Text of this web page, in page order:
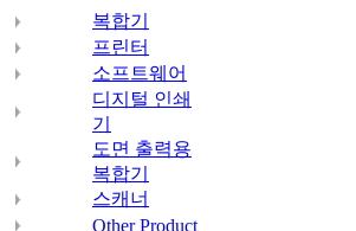
복합기
프린터
소프트웨어
디지털 인쇄
기
도면 출력용
복합기
스캐너
Other Product